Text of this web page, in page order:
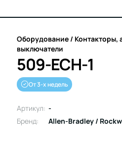
Оборудование / Контакторы,
выключатели
509-ECH-1
От 3-х недель
Артикул: -
Бренд:
Allen-Bradley /